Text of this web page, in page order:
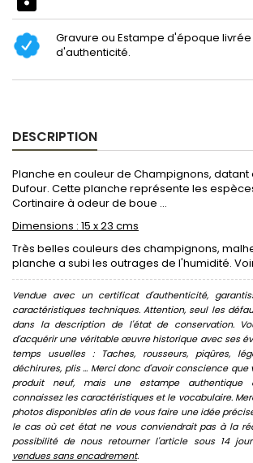
Gravure ou Estampe d'époque
d'authenticité.
DESCRIPTION
Planche en couleur de Champignons, datant
Dufour. Cette planche représente les
Cortinaire à odeur de boue ...
Dimensions : 15 x 23 cms
Très belles couleurs des champignons,
planche a subi les outrages de l'humidité.
Vendue avec un certificat d'authenticité,
caractéristiques techniques. Attention, seul les
dans la description de l'état de conservation.
d'acquérir une véritable œuvre historique avec ses
temps usuelles : Taches, rousseurs, piqûres,
déchirures, plis ... Merci donc d'avoir conscience que
produit neuf, mais une estampe authentique
connaissez les caractéristiques et le vocabulaire.
photos disponibles afin de vous faire une idée
le cas où cet état ne vous conviendrait pas à la
possibilité de nous retourner l'article sous 14
vendues sans encadrement.